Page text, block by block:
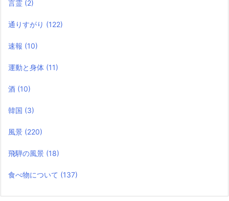
言霊 (2)
通りすがり (122)
速報 (10)
運動と身体 (11)
酒 (10)
韓国 (3)
風景 (220)
飛騨の風景 (18)
食べ物について (137)